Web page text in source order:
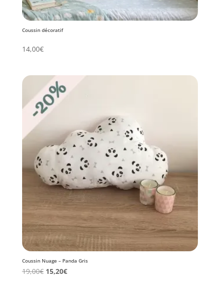
Coussin décoratif
14,00€
Coussin Nuage – Panda Gris
19,00€ 15,20€